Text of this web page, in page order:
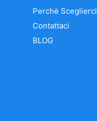
Perchè Sceglierci
Contattaci
BLOG